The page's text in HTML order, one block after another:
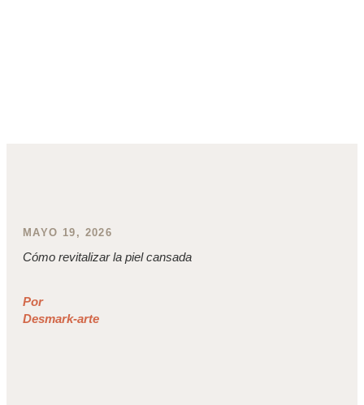
MAYO 19, 2026
Cómo revitalizar la piel cansada
Por
Desmark-arte